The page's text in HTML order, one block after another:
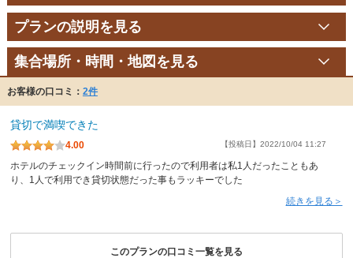
プランの説明を見る
集合場所・時間・地図を見る
お客様の口コミ： 2件
貸切で満喫できた
4.00 【投稿日】2022/10/04 11:27
ホテルのチェックイン時間前に行ったので利用者は私1人だったこともあ
り、1人で利用でき貸切状態だった事もラッキーでした
続きを見る＞
このプランの口コミ一覧を見る